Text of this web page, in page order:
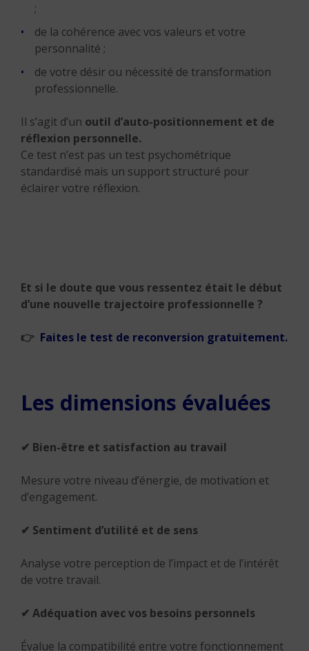
;
de la cohérence avec vos valeurs et votre
personnalité ;
de votre désir ou nécessité de transformation
professionnelle.
Il s’agit d’un outil d’auto-positionnement et de
réflexion personnelle.
Ce test n’est pas un test psychométrique
standardisé mais un support structuré pour
éclairer votre réflexion.
Et si le doute que vous ressentez était le début
d’une nouvelle trajectoire professionnelle ?
👉 Faites le test de reconversion gratuitement.
Les dimensions évaluées
✔ Bien-être et satisfaction au travail
Mesure votre niveau d’énergie, de motivation et
d’engagement.
✔ Sentiment d’utilité et de sens
Analyse votre perception de l’impact et de l’intérêt
de votre travail.
✔ Adéquation avec vos besoins personnels
Évalue la compatibilité entre votre fonctionnement